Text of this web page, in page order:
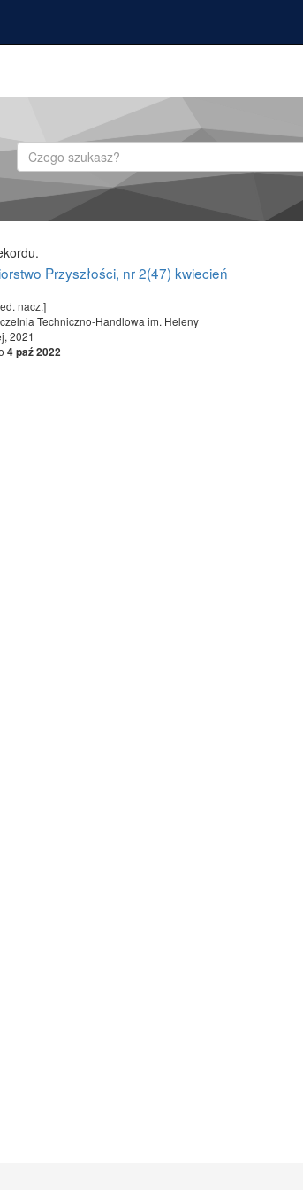
Szukaj
Przyszłości, nr 2(47) kwiecień
nacz.]
Techniczno-Handlowa im. Heleny
2021
4 paź 2022